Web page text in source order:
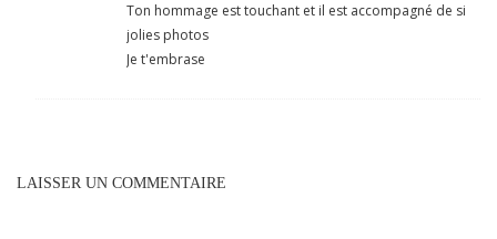
Ton hommage est touchant et il est accompagné de si
jolies photos
Je t'embrase
LAISSER UN COMMENTAIRE